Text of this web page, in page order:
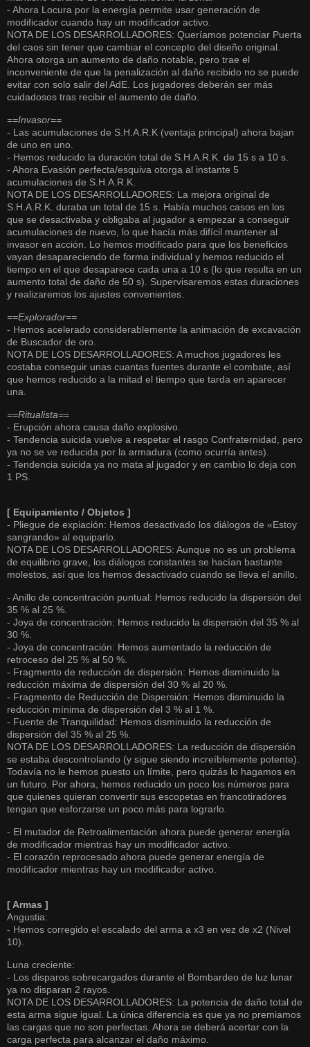
- Ahora Locura por la energía permite usar generación de
modificador cuando hay un modificador activo.
NOTA DE LOS DESARROLLADORES: Queríamos potenciar Puerta
del caos sin tener que cambiar el concepto del diseño original.
Ahora otorga un aumento de daño notable, pero trae el
inconveniente de que la penalización al daño recibido no se puede
evitar con solo salir del AdE. Los jugadores deberán ser más
cuidadosos tras recibir el aumento de daño.
==Invasor==
- Las acumulaciones de S.H.A.R.K (ventaja principal) ahora bajan
de uno en uno.
- Hemos reducido la duración total de S.H.A.R.K. de 15 s a 10 s.
- Ahora Evasión perfecta/esquiva otorga al instante 5
acumulaciones de S.H.A.R.K.
NOTA DE LOS DESARROLLADORES: La mejora original de
S.H.A.R.K. duraba un total de 15 s. Había muchos casos en los
que se desactivaba y obligaba al jugador a empezar a conseguir
acumulaciones de nuevo, lo que hacía más difícil mantener al
invasor en acción. Lo hemos modificado para que los beneficios
vayan desapareciendo de forma individual y hemos reducido el
tiempo en el que desaparece cada una a 10 s (lo que resulta en un
aumento total de daño de 50 s). Supervisaremos estas duraciones
y realizaremos los ajustes convenientes.
==Explorador==
- Hemos acelerado considerablemente la animación de excavación
de Buscador de oro.
NOTA DE LOS DESARROLLADORES: A muchos jugadores les
costaba conseguir unas cuantas fuentes durante el combate, así
que hemos reducido a la mitad el tiempo que tarda en aparecer
una.
==Ritualista==
- Erupción ahora causa daño explosivo.
- Tendencia suicida vuelve a respetar el rasgo Confraternidad, pero
ya no se ve reducida por la armadura (como ocurría antes).
- Tendencia suicida ya no mata al jugador y en cambio lo deja con
1 PS.
[ Equipamiento / Objetos ]
- Pliegue de expiación: Hemos desactivado los diálogos de «Estoy
sangrando» al equiparlo.
NOTA DE LOS DESARROLLADORES: Aunque no es un problema
de equilibrio grave, los diálogos constantes se hacían bastante
molestos, así que los hemos desactivado cuando se lleva el anillo.
- Anillo de concentración puntual: Hemos reducido la dispersión del
35 % al 25 %.
- Joya de concentración: Hemos reducido la dispersión del 35 % al
30 %.
- Joya de concentración: Hemos aumentado la reducción de
retroceso del 25 % al 50 %.
- Fragmento de reducción de dispersión: Hemos disminuido la
reducción máxima de dispersión del 30 % al 20 %.
- Fragmento de Reducción de Dispersión: Hemos disminuido la
reducción mínima de dispersión del 3 % al 1 %.
- Fuente de Tranquilidad: Hemos disminuido la reducción de
dispersión del 35 % al 25 %.
NOTA DE LOS DESARROLLADORES: La reducción de dispersión
se estaba descontrolando (y sigue siendo increíblemente potente).
Todavía no le hemos puesto un límite, pero quizás lo hagamos en
un futuro. Por ahora, hemos reducido un poco los números para
que quienes quieran convertir sus escopetas en francotiradores
tengan que esforzarse un poco más para lograrlo.
- El mutador de Retroalimentación ahora puede generar energía
de modificador mientras hay un modificador activo.
- El corazón reprocesado ahora puede generar energía de
modificador mientras hay un modificador activo.
[ Armas ]
Angustia:
- Hemos corregido el escalado del arma a x3 en vez de x2 (Nivel
10).
Luna creciente:
- Los disparos sobrecargados durante el Bombardeo de luz lunar
ya no disparan 2 rayos.
NOTA DE LOS DESARROLLADORES: La potencia de daño total de
esta arma sigue igual. La única diferencia es que ya no premiamos
las cargas que no son perfectas. Ahora se deberá acertar con la
carga perfecta para alcanzar el daño máximo.